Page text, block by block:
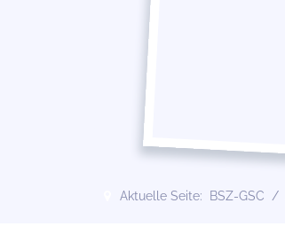
Aktuelle Seite: BSZ-GSC